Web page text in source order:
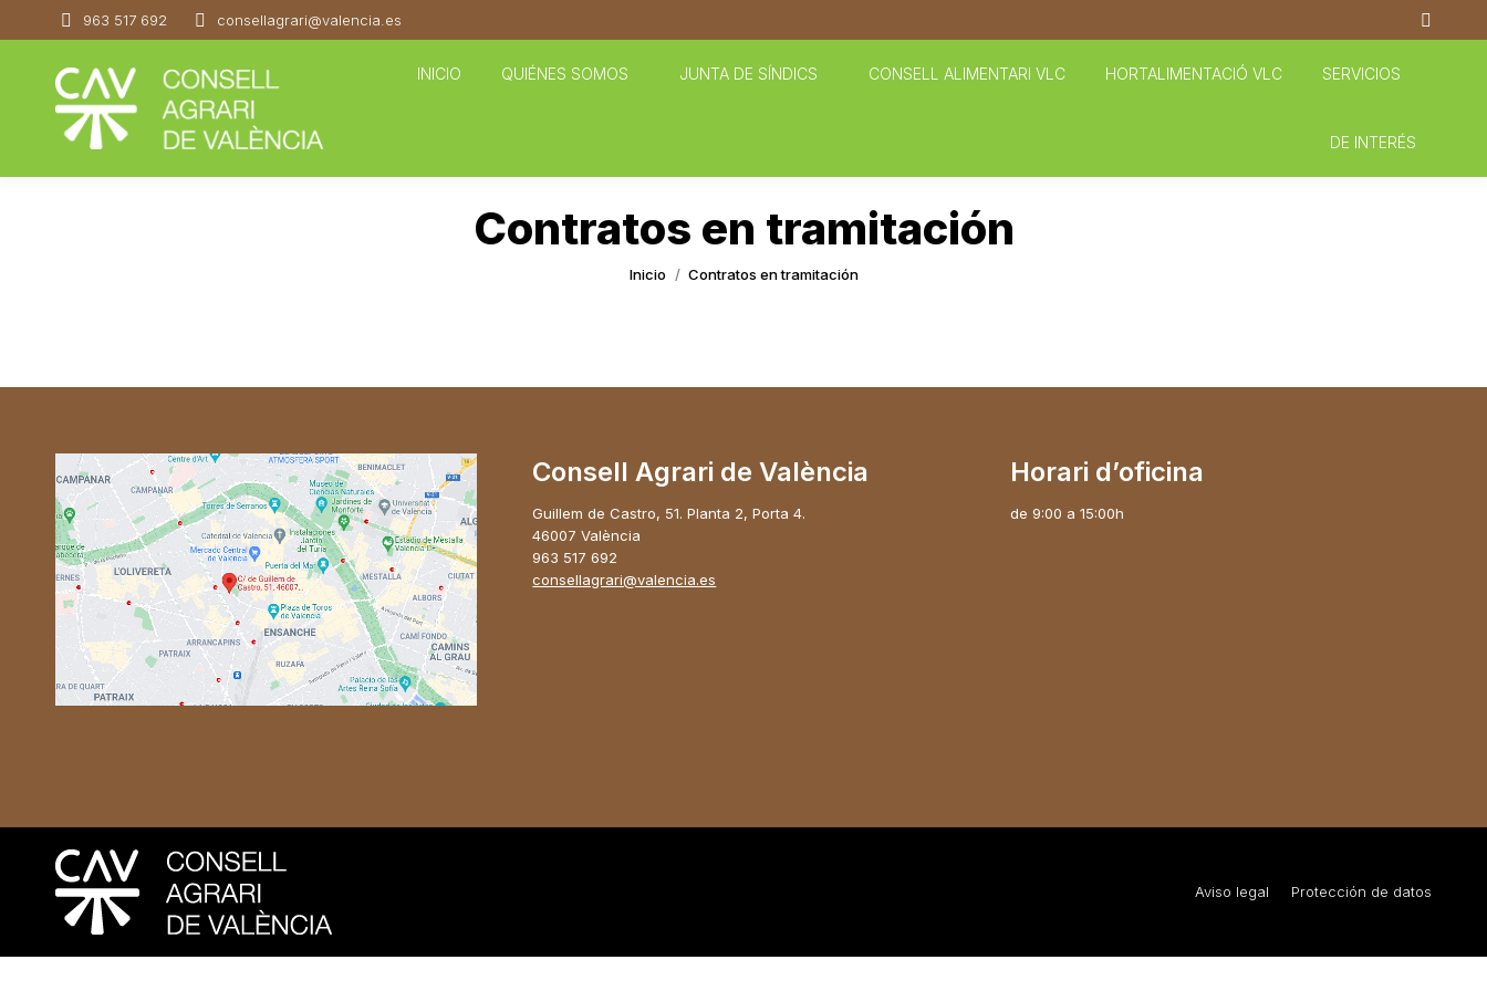
963 517 692 consellagrari@valencia.es Buscar:
INICIO QUIÉNES SOMOS JUNTA DE SÍNDICS CONSELL ALIMENTARI VLC HORTALIMENTACIÓ VLC SERVICIOS
DE INTERÉS
Contratos en tramitación
Estás aquí:
Inicio Contratos en tramitación
Consell Agrari de València
Guillem de Castro, 51. Planta 2, Porta 4.
46007 València
963 517 692
consellagrari@valencia.es
Horari d’oficina
de 9:00 a 15:00h
Aviso legal Protección de datos